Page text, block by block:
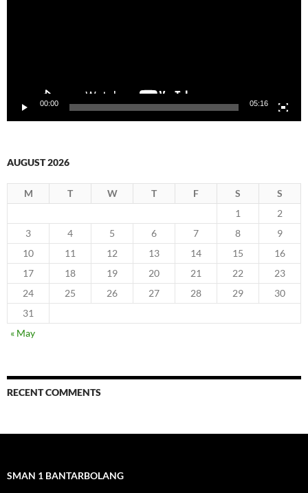
00:00 05:16
AUGUST 2026
M T W T F S
S
1
2
3
4 5 6 7 8
9
10
11 12 13 14 15
16
17
18 19 20 21 22
23
24
25 26 27 28 29
30
31
« May
RECENT COMMENTS
SMAN 1 BANTARBOLANG